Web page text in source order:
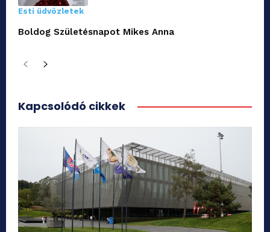
Esti üdvözletek
Boldog Születésnapot Mikes Anna
Kapcsolódó cikkek